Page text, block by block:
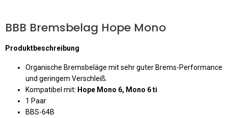
BBB Bremsbelag Hope Mono
Produktbeschreibung
Organische Bremsbeläge mit sehr guter Brems-Performance
und geringem Verschleiß.
Kompatibel mit: Hope Mono 6, Mono 6 ti
1 Paar
BBS-64B